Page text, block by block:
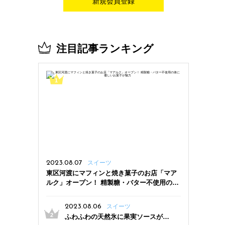
注目記事ランキング
2023.08.07 スイーツ
東区河渡にマフィンと焼き菓子のお店「マア
ルク」オープン！ 精製糖・バター不使用の体
2023.08.06
スイーツ
ふわふわの天然氷に果実ソースがた